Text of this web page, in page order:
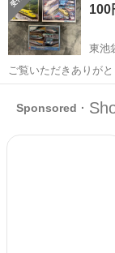
♪ ＼未経験スター...100
東池
ご覧いただきありがとうございます。 ・
新幹線人気コレクシ